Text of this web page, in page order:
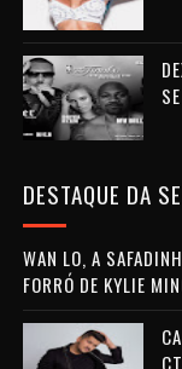
DESTAQUE DA
WAN LO, A
FORRÓ DE KYLIE